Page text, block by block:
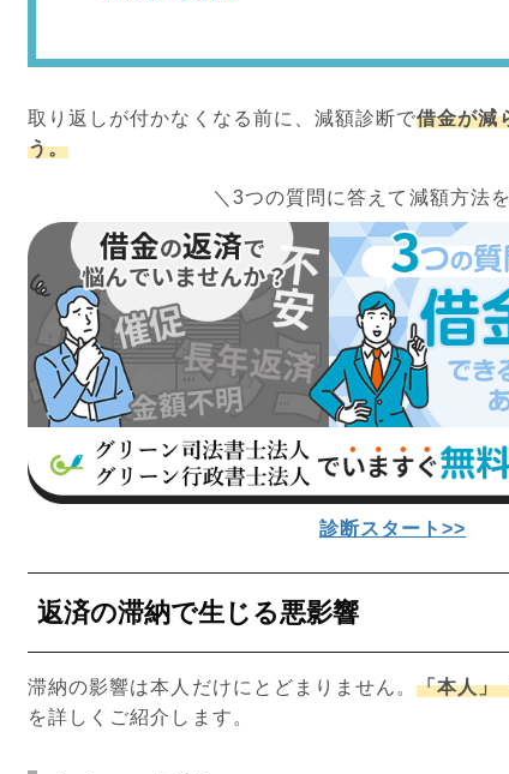
取り返しが付かなくなる前に、減額診断で借金が減
う。
＼3つの質問に答えて減額方法
診断スタート>>
返済の滞納で生じる悪影響
滞納の影響は本人だけにとどまりません。「本人」
を詳しくご紹介します。